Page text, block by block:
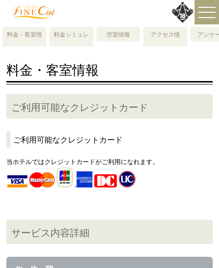
料金・客室情
料金シミュレ
空室情報
アクセス情
アンケ
料金・客室情報
ご利用可能なクレジットカード
ご利用可能なクレジットカード
当ホテルではクレジットカードがご利用になれます。
サービス内容詳細